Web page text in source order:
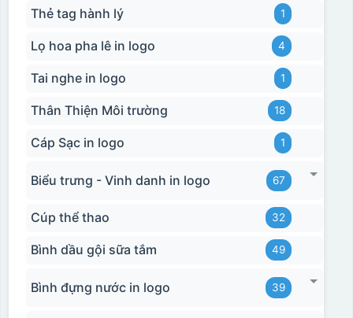
Hộp xi ly sứ
Thẻ tag hành lý 1
Lọ hoa pha lê in logo 4
Tai nghe in logo 1
Thân Thiện Môi trường 18
Cáp Sạc in logo 1
Biểu trưng - Vinh danh in logo 67
Cúp thể thao 32
Bình dầu gội sữa tắm 49
Bình đựng nước in logo 39